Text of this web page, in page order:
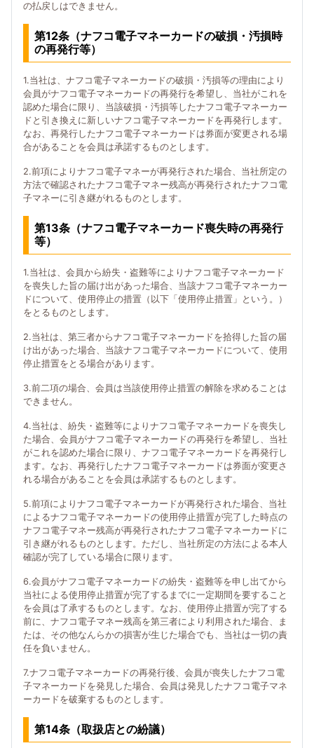
の払戻しはできません。
第12条（ナフコ電子マネーカードの破損・汚損時
の再発行等）
1.当社は、ナフコ電子マネーカードの破損・汚損等の理由により
会員がナフコ電子マネーカードの再発行を希望し、当社がこれを
認めた場合に限り、当該破損・汚損等したナフコ電子マネーカー
ドと引き換えに新しいナフコ電子マネーカードを再発行します。
なお、再発行したナフコ電子マネーカードは券面が変更される場
合があることを会員は承諾するものとします。
2.前項によりナフコ電子マネーが再発行された場合、当社所定の
方法で確認されたナフコ電子マネー残高が再発行されたナフコ電
子マネーに引き継がれるものとします。
第13条（ナフコ電子マネーカード喪失時の再発行
等）
1.当社は、会員から紛失・盗難等によりナフコ電子マネーカード
を喪失した旨の届け出があった場合、当該ナフコ電子マネーカー
ドについて、使用停止の措置（以下「使用停止措置」という。）
をとるものとします。
2.当社は、第三者からナフコ電子マネーカードを拾得した旨の届
け出があった場合、当該ナフコ電子マネーカードについて、使用
停止措置をとる場合があります。
3.前二項の場合、会員は当該使用停止措置の解除を求めることは
できません。
4.当社は、紛失・盗難等によりナフコ電子マネーカードを喪失し
た場合、会員がナフコ電子マネーカードの再発行を希望し、当社
がこれを認めた場合に限り、ナフコ電子マネーカードを再発行し
ます。なお、再発行したナフコ電子マネーカードは券面が変更さ
れる場合があることを会員は承諾するものとします。
5.前項によりナフコ電子マネーカードが再発行された場合、当社
によるナフコ電子マネーカードの使用停止措置が完了した時点の
ナフコ電子マネー残高が再発行されたナフコ電子マネーカードに
引き継がれるものとします。ただし、当社所定の方法による本人
確認が完了している場合に限ります。
6.会員がナフコ電子マネーカードの紛失・盗難等を申し出てから
当社による使用停止措置が完了するまでに一定期間を要すること
を会員は了承するものとします。なお、使用停止措置が完了する
前に、ナフコ電子マネー残高を第三者により利用された場合、ま
たは、その他なんらかの損害が生じた場合でも、当社は一切の責
任を負いません。
7.ナフコ電子マネーカードの再発行後、会員が喪失したナフコ電
子マネーカードを発見した場合、会員は発見したナフコ電子マネ
ーカードを破棄するものとします。
第14条（取扱店との紛議）